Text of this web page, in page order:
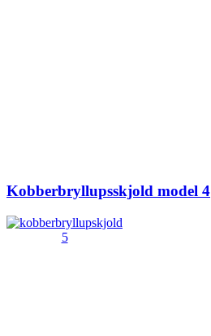
Kobberbryllupsskjold model 4